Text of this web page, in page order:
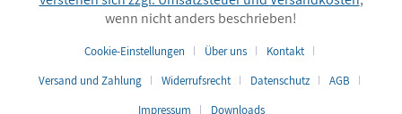
wenn nicht anders beschrieben!
Cookie-Einstellungen Über uns
Kontakt
Versand und Zahlung
Widerrufsrecht Datenschutz
AGB
Impressum
Downloads